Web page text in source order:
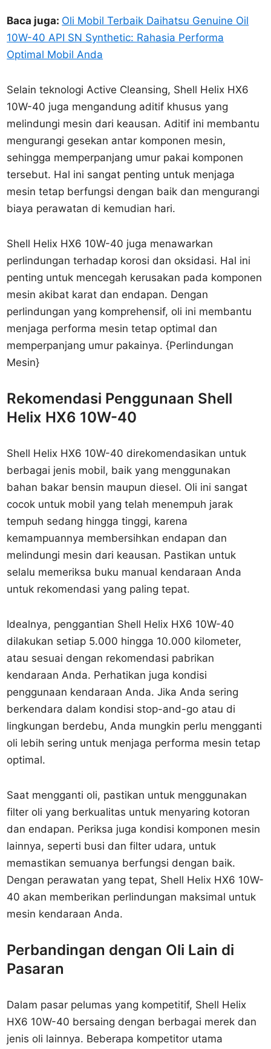
Baca juga: Oli Mobil Terbaik Daihatsu Genuine Oil
10W-40 API SN Synthetic: Rahasia Performa
Optimal Mobil Anda
Selain teknologi Active Cleansing, Shell Helix HX6
10W-40 juga mengandung aditif khusus yang
melindungi mesin dari keausan. Aditif ini membantu
mengurangi gesekan antar komponen mesin,
sehingga memperpanjang umur pakai komponen
tersebut. Hal ini sangat penting untuk menjaga
mesin tetap berfungsi dengan baik dan mengurangi
biaya perawatan di kemudian hari.
Shell Helix HX6 10W-40 juga menawarkan
perlindungan terhadap korosi dan oksidasi. Hal ini
penting untuk mencegah kerusakan pada komponen
mesin akibat karat dan endapan. Dengan
perlindungan yang komprehensif, oli ini membantu
menjaga performa mesin tetap optimal dan
memperpanjang umur pakainya. {Perlindungan
Mesin}
Rekomendasi Penggunaan Shell
Helix HX6 10W-40
Shell Helix HX6 10W-40 direkomendasikan untuk
berbagai jenis mobil, baik yang menggunakan
bahan bakar bensin maupun diesel. Oli ini sangat
cocok untuk mobil yang telah menempuh jarak
tempuh sedang hingga tinggi, karena
kemampuannya membersihkan endapan dan
melindungi mesin dari keausan. Pastikan untuk
selalu memeriksa buku manual kendaraan Anda
untuk rekomendasi yang paling tepat.
Idealnya, penggantian Shell Helix HX6 10W-40
dilakukan setiap 5.000 hingga 10.000 kilometer,
atau sesuai dengan rekomendasi pabrikan
kendaraan Anda. Perhatikan juga kondisi
penggunaan kendaraan Anda. Jika Anda sering
berkendara dalam kondisi stop-and-go atau di
lingkungan berdebu, Anda mungkin perlu mengganti
oli lebih sering untuk menjaga performa mesin tetap
optimal.
Saat mengganti oli, pastikan untuk menggunakan
filter oli yang berkualitas untuk menyaring kotoran
dan endapan. Periksa juga kondisi komponen mesin
lainnya, seperti busi dan filter udara, untuk
memastikan semuanya berfungsi dengan baik.
Dengan perawatan yang tepat, Shell Helix HX6 10W-
40 akan memberikan perlindungan maksimal untuk
mesin kendaraan Anda.
Perbandingan dengan Oli Lain di
Pasaran
Dalam pasar pelumas yang kompetitif, Shell Helix
HX6 10W-40 bersaing dengan berbagai merek dan
jenis oli lainnya. Beberapa kompetitor utama